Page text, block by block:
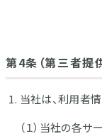
第4条（第三者提供
当社は、利用者
（１）当社の各